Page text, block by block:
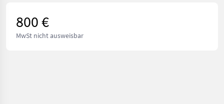
800 €
MwSt nicht ausweisbar